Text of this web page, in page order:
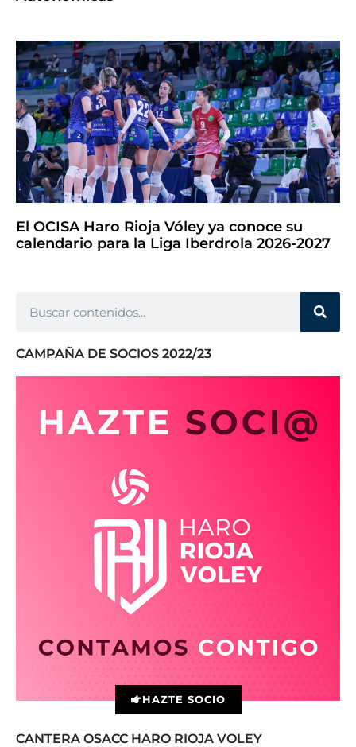
El OCISA Haro Rioja Vóley ya conoce su
calendario para la Liga Iberdrola 2026-2027
CAMPAÑA DE SOCIOS 2022/23
HAZTE SOCIO
CANTERA OSACC HARO RIOJA VOLEY